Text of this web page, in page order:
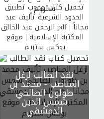
تحميل كتاب وجوب تطبيق
الحدود الشرعية تأليف عبد
الرحمن عبد الخالق pdf مجاناً |
المكتبة الإسلامية | موقع
بوكس ستريم
نقد الطالب لزغل
المناصب - محمد بن
طولون الصالحي
شمس الدين
الدمشقي